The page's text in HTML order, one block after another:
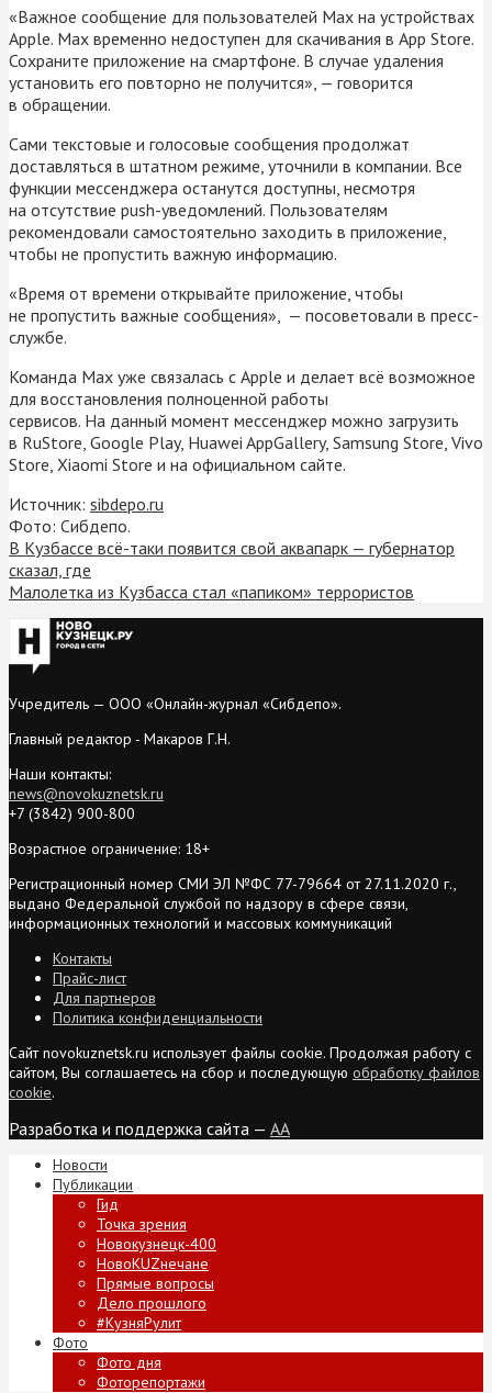
«Важное сообщение для пользователей Max на устройствах
Apple. Max временно недоступен для скачивания в App Store.
Сохраните приложение на смартфоне. В случае удаления
установить его повторно не получится», — говорится
в обращении.
Сами текстовые и голосовые сообщения продолжат
доставляться в штатном режиме, уточнили в компании. Все
функции мессенджера останутся доступны, несмотря
на отсутствие push-уведомлений. Пользователям
рекомендовали самостоятельно заходить в приложение,
чтобы не пропустить важную информацию.
«Время от времени открывайте приложение, чтобы
не пропустить важные сообщения», — посоветовали в пресс-
службе.
Команда Max уже связалась с Apple и делает всё возможное
для восстановления полноценной работы
сервисов. На данный момент мессенджер можно загрузить
в RuStore, Google Play, Huawei AppGallery, Samsung Store, Vivo
Store, Xiaomi Store и на официальном сайте.
Источник: sibdepo.ru
Фото: Сибдепо.
В Кузбассе всё-таки появится свой аквапарк — губернатор
сказал, где
Малолетка из Кузбасса стал «папиком» террористов
Учредитель — ООО «Онлайн-журнал «Сибдепо».
Главный редактор - Макаров Г.Н.
Наши контакты:
news@novokuznetsk.ru
+7 (3842) 900-800
Возрастное ограничение: 18+
Регистрационный номер СМИ ЭЛ №ФС 77-79664 от 27.11.2020 г.,
выдано Федеральной службой по надзору в сфере связи,
информационных технологий и массовых коммуникаций
Контакты
Прайс-лист
Для партнеров
Политика конфиденциальности
Сайт novokuznetsk.ru использует файлы cookie. Продолжая работу с
сайтом, Вы соглашаетесь на сбор и последующую обработку файлов
cookie.
Разработка и поддержка сайта — AA
Новости
Публикации
Гид
Точка зрения
Новокузнецк-400
НовоKUZнечане
Прямые вопросы
Дело прошлого
#КузняРулит
Фото
Фото дня
Фоторепортажи